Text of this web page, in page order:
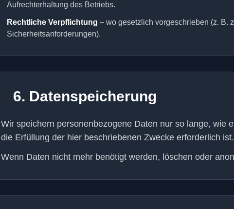
Aufrechterhaltung des Betriebs.
Rechtliche Verpflichtung – wo gesetzlich vorgeschrieben (z. B.
Sicherheitsanforderungen).
6. Datenspeicherung
Wir speichern personenbezogene Daten nur so lange, wie
die Erfüllung der hier beschriebenen Zwecke erforderlich ist.
Wenn Daten nicht mehr benötigt werden, löschen oder